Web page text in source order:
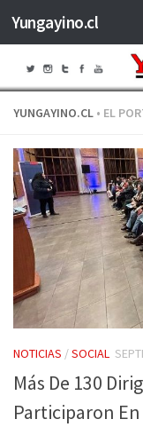
Saltar al contenido
Yungayino.cl
YUNGAYINO.CL • EL
NOTICIAS /SOCIAL
Más De 130
Participaron